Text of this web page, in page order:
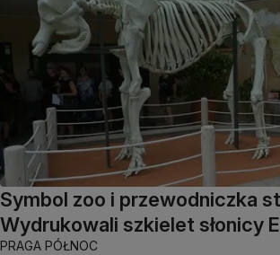
Symbol zoo i przewodniczka
Wydrukowali szkielet słonicy
PRAGA PÓŁNOC